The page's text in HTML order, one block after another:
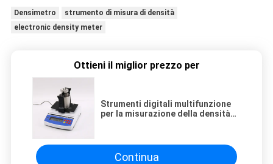
Densimetro
strumento di misura di densità
electronic density meter
Ottieni il miglior prezzo per
Strumenti digitali multifunzione
per la misurazione della densità
Continua